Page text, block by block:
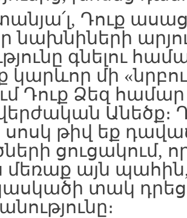
Դուք
նախնիների
գնելու
մի
Դուք Ձեզ
Անեծք։
սոսկ թիվ եք
ցուցակում,
մեռաք այն
տակ